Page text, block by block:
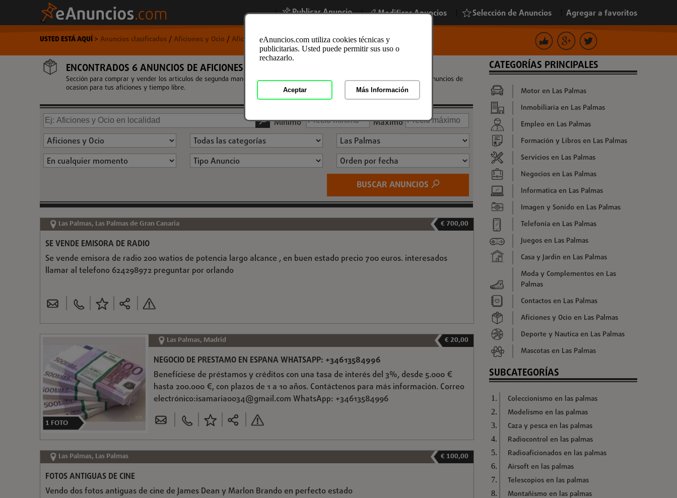
| Publicar Anuncio | Modificar Anuncios Selección de Anuncios Agregar a favoritos
USTED ESTÁ AQUÍ> Anuncios clasificados/Aficiones y Ocio /Aficiones y Ocio en Las Palmas
ENCONTRADOS 6 ANUNCIOS DE AFICIONES Y OCIO EN LAS PALMAS
Sección para comprar y vender los articulos de segunda mano que utilizas en tus Aficiones y Ocio en Las Palmas. Encuentra anuncios de
ocasion para tus aficiones y tiempo libre.
Mínimo Máximo
BUSCAR ANUNCIOS
Las Palmas, Las Palmas de Gran Canaria € 700,00
SE VENDE EMISORA DE RADIO
Se vende emisora de radio 200 watios de potencia largo alcance , en buen estado precio 700 euros. interesados
llamar al telefono 624298972 preguntar por orlando
Las Palmas, Madrid € 20,00
NEGOCIO DE PRESTAMO EN ESPANA WHATSAPP: +34613584996
Benefíciese de préstamos y créditos con una tasa de interés del 3%, desde 5.000 €
hasta 200.000 €, con plazos de 1 a 10 años. Contáctenos para más información. Correo
electrónico:isamaria0034@gmail.com WhatsApp: +34613584996
1 FOTO
Las Palmas, Las Palmas € 100,00
FOTOS ANTIGUAS DE CINE
Vendo dos fotos antiguas de cine de James Dean y Marlon Brando en perfecto estado
CATEGORÍAS PRINCIPALES
Motor en Las Palmas
Inmobiliaria en Las Palmas
Empleo en Las Palmas
Formación y Libros en Las Palmas
Servicios en Las Palmas
Negocios en Las Palmas
Informatica en Las Palmas
Imagen y Sonido en Las Palmas
Telefonía en Las Palmas
Juegos en Las Palmas
Casa y Jardin en Las Palmas
Moda y Complementos en Las
Palmas
Contactos en Las Palmas
Aficiones y Ocio en Las Palmas
Deporte y Nautica en Las Palmas
Mascotas en Las Palmas
SUBCATEGORÍAS
Coleccionismo en las palmas
Modelismo en las palmas
Caza y pesca en las palmas
Radiocontrol en las palmas
Radioaficionados en las palmas
Airsoft en las palmas
Telescopios en las palmas
Montañismo en las palmas
eAnuncios.com utiliza cookies técnicas y
publicitarias. Usted puede permitir sus uso o
rechazarlo.
Aceptar Más Información